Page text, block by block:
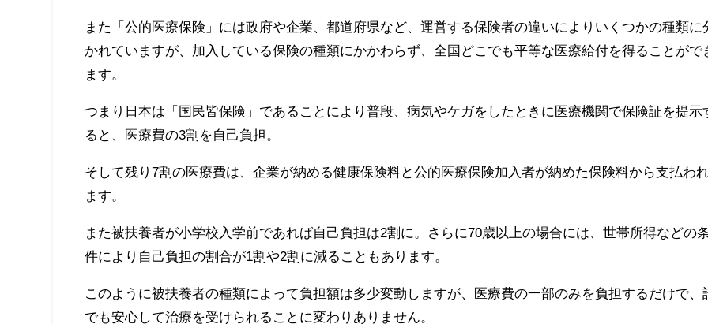
また「公的医療保険」には政府や企業、都道府県など、運営する保険者の違いによりいくつかの種類に
かれていますが、加入している保険の種類にかかわらず、全国どこでも平等な医療給付を得ることがで
ます。
つまり日本は「国民皆保険」であることにより普段、病気やケガをしたときに医療機関で保険証を提示
ると、医療費の3割を自己負担。
そして残り7割の医療費は、企業が納める健康保険料と公的医療保険加入者が納めた保険料から支払われ
ます。
また被扶養者が小学校入学前であれば自己負担は2割に。さらに70歳以上の場合には、世帯所得などの
件により自己負担の割合が1割や2割に減ることもあります。
このように被扶養者の種類によって負担額は多少変動しますが、医療費の一部のみを負担するだけで、
でも安心して治療を受けられることに変わりありません。